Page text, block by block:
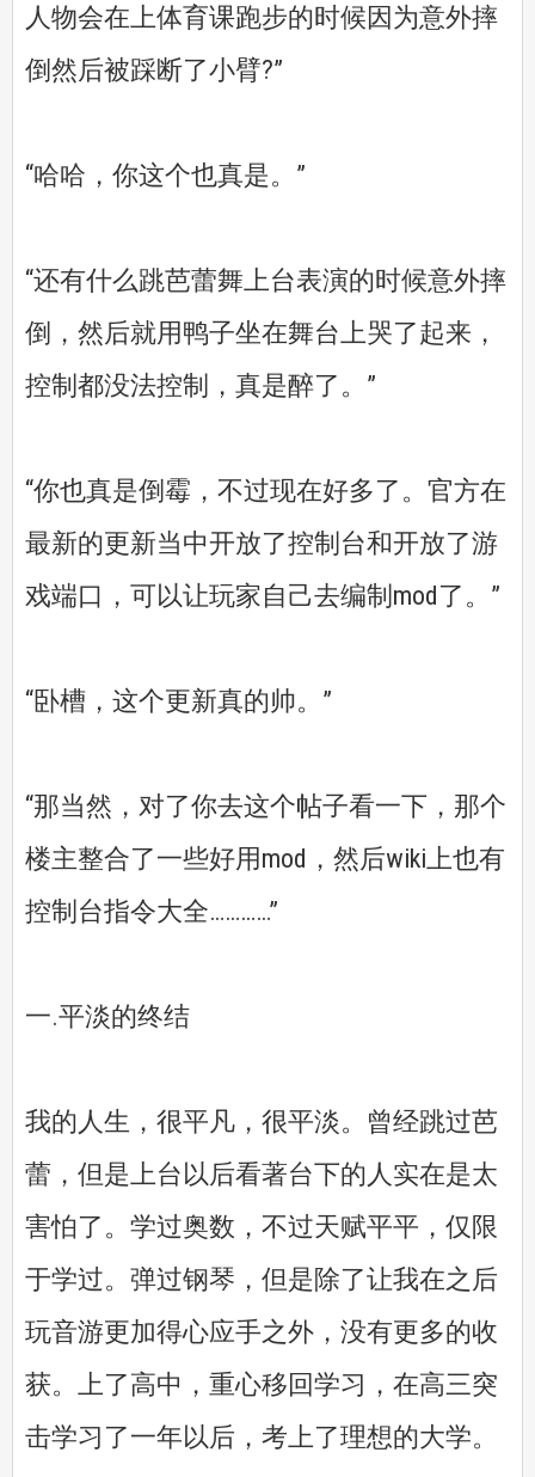
人物会在上体育课跑步的时候因为意外摔
倒然后被踩断了小臂?”
“哈哈，你这个也真是。”
“还有什么跳芭蕾舞上台表演的时候意外摔
倒，然后就用鸭子坐在舞台上哭了起来，
控制都没法控制，真是醉了。”
“你也真是倒霉，不过现在好多了。官方在
最新的更新当中开放了控制台和开放了游
戏端口，可以让玩家自己去编制mod了。”
“卧槽，这个更新真的帅。”
“那当然，对了你去这个帖子看一下，那个
楼主整合了一些好用mod，然后wiki上也有
控制台指令大全…………”
一.平淡的终结
我的人生，很平凡，很平淡。曾经跳过芭
蕾，但是上台以后看著台下的人实在是太
害怕了。学过奥数，不过天赋平平，仅限
于学过。弹过钢琴，但是除了让我在之后
玩音游更加得心应手之外，没有更多的收
获。上了高中，重心移回学习，在高三突
击学习了一年以后，考上了理想的大学。